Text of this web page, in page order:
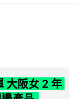
大阪女 2 年